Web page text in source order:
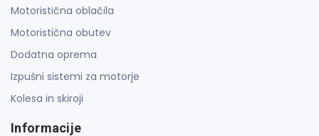
Motoristična oblačila
Motoristična obutev
Dodatna oprema
Izpušni sistemi za motorje
Kolesa in skiroji
Informacije